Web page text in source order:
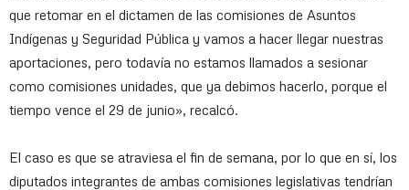
que retomar en el dictamen de las comisiones de Asuntos
Indígenas y Seguridad Pública y vamos a hacer llegar nuestras
aportaciones, pero todavía no estamos llamados a sesionar
como comisiones unidades, que ya debimos hacerlo, porque el
tiempo vence el 29 de junio», recalcó.
El caso es que se atraviesa el fin de semana, por lo que en sí, los
diputados integrantes de ambas comisiones legislativas tendrían